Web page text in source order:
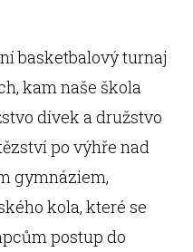
basketbalový turnaj
kam naše škola
dívek a družstvo
po výhře nad
gymnáziem,
kola, které se
postup do